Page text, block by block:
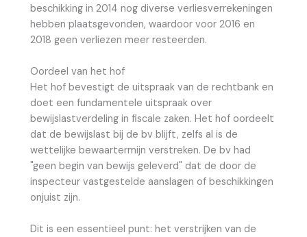
beschikking in 2014 nog diverse verliesverrekeningen
hebben plaatsgevonden, waardoor voor 2016 en
2018 geen verliezen meer resteerden.
Oordeel van het hof
Het hof bevestigt de uitspraak van de rechtbank en
doet een fundamentele uitspraak over
bewijslastverdeling in fiscale zaken. Het hof oordeelt
dat de bewijslast bij de bv blijft, zelfs al is de
wettelijke bewaartermijn verstreken. De bv had
"geen begin van bewijs geleverd" dat de door de
inspecteur vastgestelde aanslagen of beschikkingen
onjuist zijn.
Dit is een essentieel punt: het verstrijken van de